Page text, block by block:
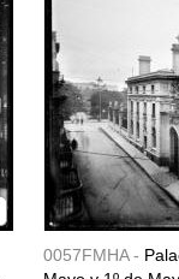
0057FMHA -